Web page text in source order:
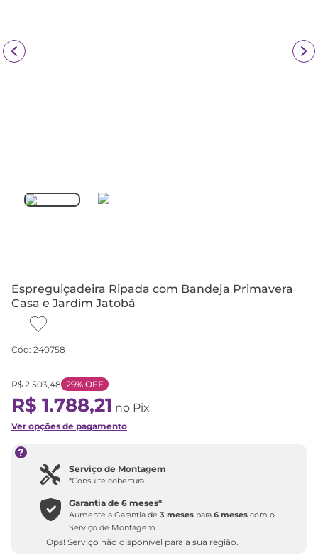
Espreguiçadeira Ripada com Bandeja Primavera
Casa e Jardim Jatobá
Cód: 240758
R$ 2.503,48 29% OFF
R$ 1.788,21 no Pix
Ver opções de pagamento
Serviço de Montagem
*Consulte cobertura
Garantia de6 meses*
Aumente a Garantia de3 meses para6 meses com o
Serviço de Montagem.
Ops! Serviço não disponível para a sua região.